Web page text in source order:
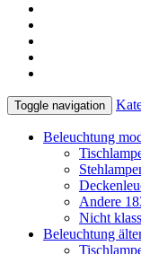
Toggle navigation
Beleuchtung
Andere
Nicht
Beleuchtung